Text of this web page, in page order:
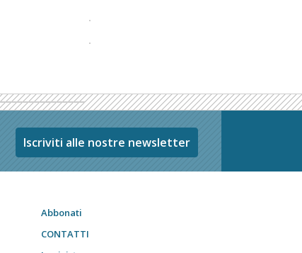
Iscriviti alle nostre newsletter
Abbonati
CONTATTI